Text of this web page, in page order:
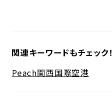
関連キーワードもチェック！
Peach関西国際空港